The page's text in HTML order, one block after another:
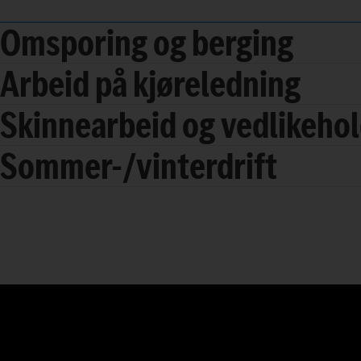
Omsporing og berging
Arbeid på kjøreledning
Skinnearbeid og
Sommer-/vinterdrift